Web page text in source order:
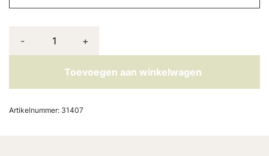
- +
Toevoegen aan winkelwagen
Artikelnummer: 31407